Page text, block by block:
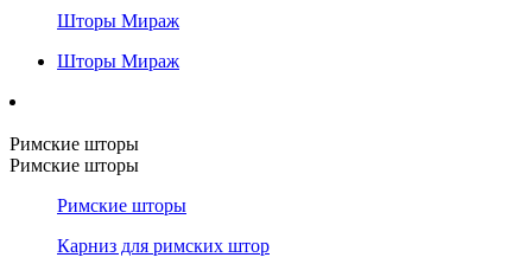
Шторы Мираж
Шторы Мираж
Римские шторы
Римские шторы
Римские шторы
Карниз для римских штор